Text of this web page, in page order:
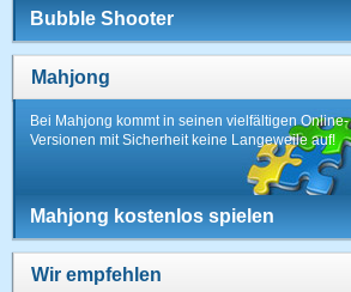
Bubble Shooter
Mahjong
Bei Mahjong kommt in seinen vielfältigen Online-
Versionen mit Sicherheit keine Langeweile auf!
Mahjong kostenlos spielen
Wir empfehlen